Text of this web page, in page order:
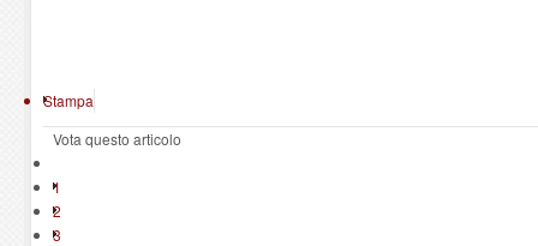
Stampa
Vota questo articolo
1
2
3